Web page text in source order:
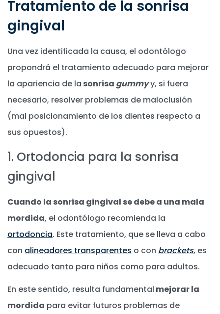
Tratamiento de la sonrisa
gingival
Una vez identificada la causa, el odontólogo
propondrá el tratamiento adecuado para mejorar
la apariencia de la sonrisa gummyy, si fuera
necesario, resolver problemas de maloclusión
(mal posicionamiento de los dientes respecto a
sus opuestos).
1. Ortodoncia para la sonrisa
gingival
Cuando la sonrisa gingival se debe a una mala
mordida, el odontólogo recomienda la
ortodoncia. Este tratamiento, que se lleva a cabo
con alineadores transparentes o con brackets, es
adecuado tanto para niños como para adultos.
En este sentido, resulta fundamental mejorar la
mordida para evitar futuros problemas de